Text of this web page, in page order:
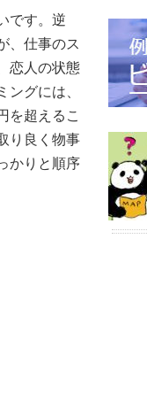
です。逆
、仕事のス
恋人の状態
グには、
を超えるこ
り良く物事
かりと順序